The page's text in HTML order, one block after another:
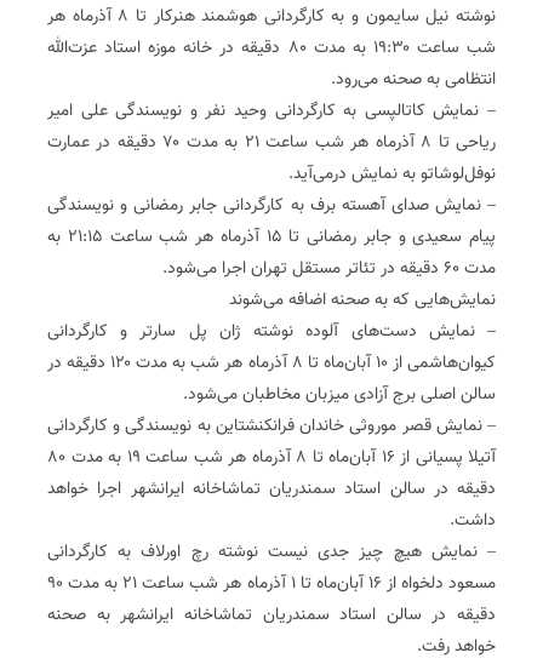
نوشته نیل سایمون و به کارگردانی هوشمند هنرکار تا ۸ آذرماه هر
شب ساعت ۱۹:۳۰ به مدت ۸۰ دقیقه در خانه موزه استاد عزت‌الله
انتظامی به صحنه می‌رود.
– نمایش کاتالپسی به کارگردانی وحید نفر و نویسندگی علی امیر
ریاحی تا ۸ آذرماه هر شب ساعت ۲۱ به مدت ۷۰ دقیقه در عمارت
نوفل‌لوشاتو به نمایش درمی‌آید.
– نمایش صدای آهسته برف به کارگردانی جابر رمضانی و نویسندگی
پیام سعیدی و جابر رمضانی تا ۱۵ آذرماه هر شب ساعت ۲۱:۱۵ به
مدت ۶۰ دقیقه در تئاتر مستقل تهران اجرا می‌شود.
نمایش‌هایی که به صحنه اضافه می‌شوند
– نمایش دست‌های آلوده نوشته ژان پل سارتر و کارگردانی
کیوان‌هاشمی از ۱۰ آبان‌ماه تا ۸ آذرماه هر شب به مدت ۱۲۰ دقیقه در
سالن اصلی برج آزادی میزبان مخاطبان می‌شود.
– نمایش قصر موروثی خاندان فرانکنشتاین به نویسندگی و کارگردانی
آتیلا پسیانی از ۱۶ آبان‌ماه تا ۸ آذرماه هر شب ساعت ۱۹ به مدت ۸۰
دقیقه در سالن استاد سمندریان تماشاخانه ایرانشهر اجرا خواهد
داشت.
– نمایش هیچ چیز جدی نیست نوشته رچ اورلاف به کارگردانی
مسعود دلخواه از ۱۶ آبان‌ماه تا ۱ آذرماه هر شب ساعت ۲۱ به مدت ۹۰
دقیقه در سالن استاد سمندریان تماشاخانه ایرانشهر به صحنه
خواهد رفت.